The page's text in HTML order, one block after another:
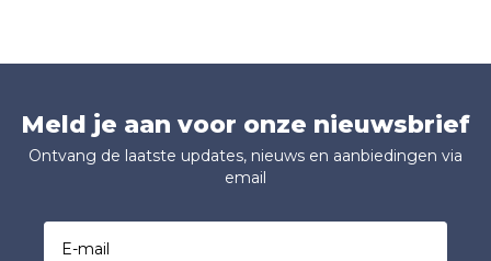
Meld je aan voor onze nieuwsbrief
Ontvang de laatste updates, nieuws en aanbiedingen via
email